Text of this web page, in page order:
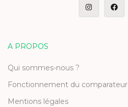
A PROPOS
Qui sommes-nous ?
Fonctionnement du comparateur
Mentions légales